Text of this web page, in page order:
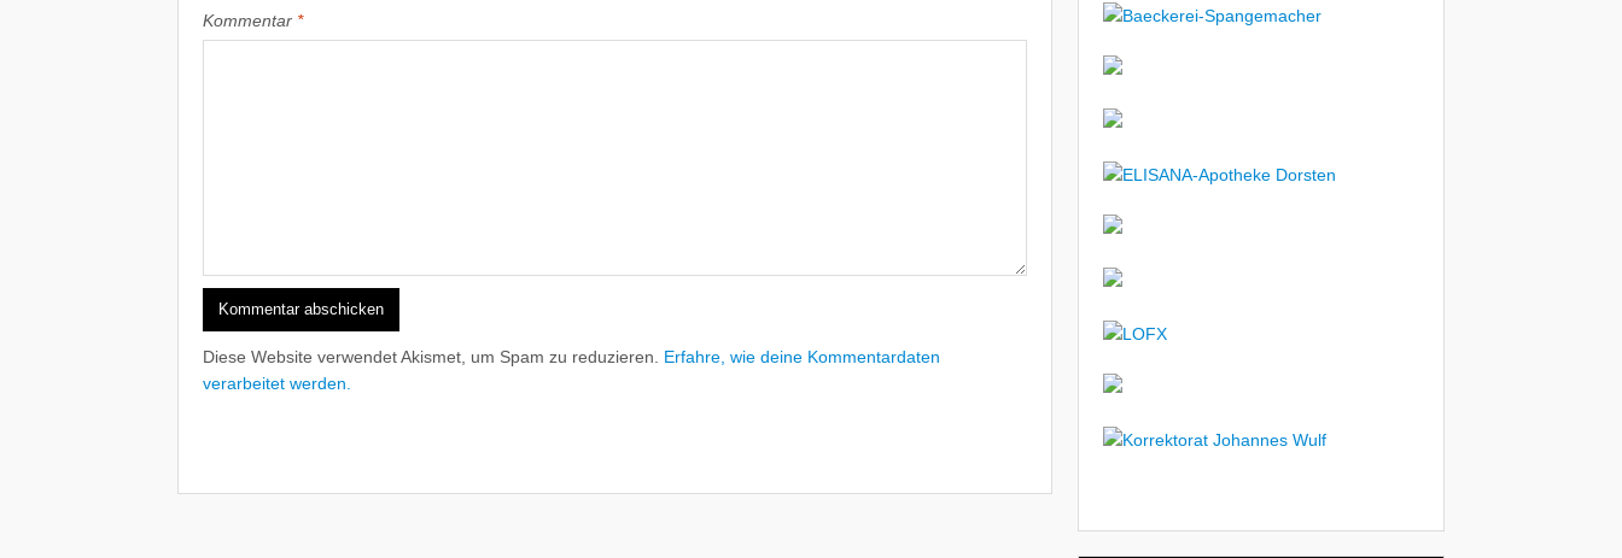
Kommentar *
Diese Website verwendet Akismet, um Spam zu reduzieren. Erfahre, wie deine Kommentardaten
verarbeitet werden.